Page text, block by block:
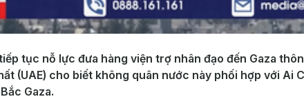
tục nỗ lực đưa hàng viện trợ nhân đạo đến Gaza
(UAE) cho biết không quân nước này phối hợp với Ai
Gaza.